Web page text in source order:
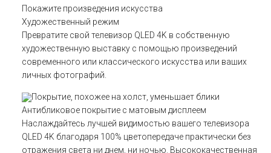
Покажите произведения искусства
Художественный режим
Превратите свой телевизор QLED 4K в собственную
художественную выставку с помощью произведений
современного или классического искусства или ваших
личных фотографий.
Покрытие, похожее на холст, уменьшает блики
Антибликовое покрытие с матовым дисплеем
Наслаждайтесь лучшей видимостью вашего телевизора
QLED 4K благодаря 100% цветопередаче практически без
отражения света ни днем, ни ночью. Высококачественная